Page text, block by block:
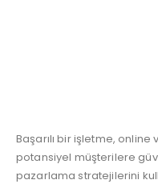
Başarılı bir işletme, online
potansiyel müşterilere
pazarlama stratejilerini